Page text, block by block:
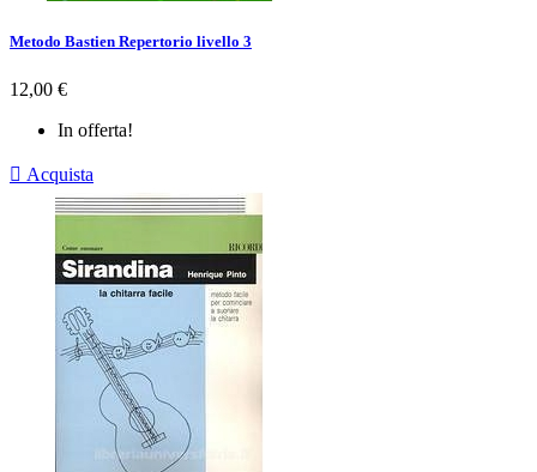
Metodo Bastien Repertorio livello 3
Prezzo
12,00 €
In offerta!
 Acquista